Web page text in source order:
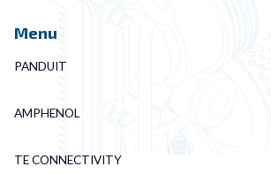
Menu
PANDUIT
AMPHENOL
TE CONNECTIVITY